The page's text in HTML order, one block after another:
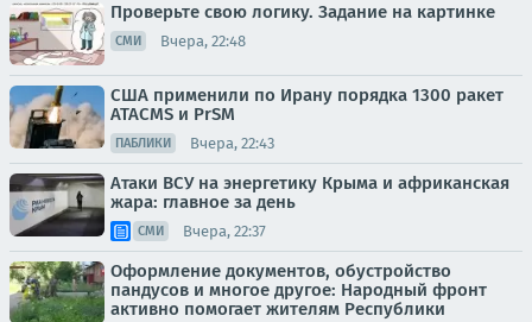
Проверьте свою логику. Задание на картинке
СМИ Вчера, 22:48
США применили по Ирану порядка 1300 ракет
ATACMS и PrSM
ПАБЛИКИ Вчера, 22:43
Атаки ВСУ на энергетику Крыма и африканская
жара: главное за день
СМИ Вчера, 22:37
Оформление документов, обустройство
пандусов и многое другое: Народный фронт
активно помогает жителям Республики